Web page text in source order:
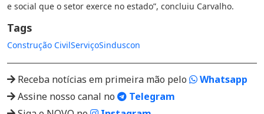
e social que o setor exerce no estado”, concluiu Carvalho.
Tags
Construção CivilServiçoSinduscon
Receba notícias em primeira mão pelo
Whatsapp
Assine nosso canal no
Telegram